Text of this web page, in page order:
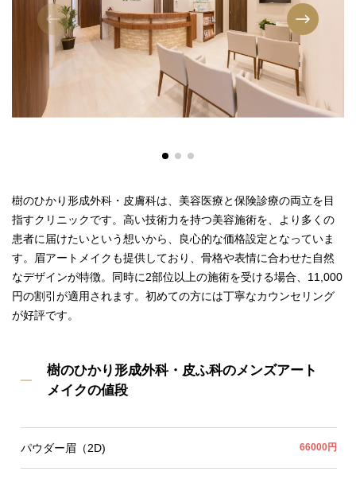
樹のひかり形成外科・皮膚科は、美容医療と保険診療の両立を目
指すクリニックです。高い技術力を持つ美容施術を、より多くの
患者に届けたいという想いから、良心的な価格設定となっていま
す。眉アートメイクも提供しており、骨格や表情に合わせた自然
なデザインが特徴。同時に2部位以上の施術を受ける場合、11,000
円の割引が適用されます。初めての方には丁寧なカウンセリング
が好評です。
樹のひかり形成外科・皮ふ科のメンズアート
メイクの値段
パウダー眉（2D) 66000円